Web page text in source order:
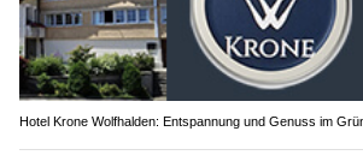
Hotel Krone Wolfhalden: Entspannung und Genuss im